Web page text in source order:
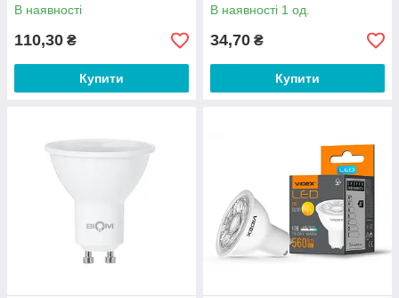
В наявності
110,30 ₴
Купити
В наявності 1 од.
34,70 ₴
Купити